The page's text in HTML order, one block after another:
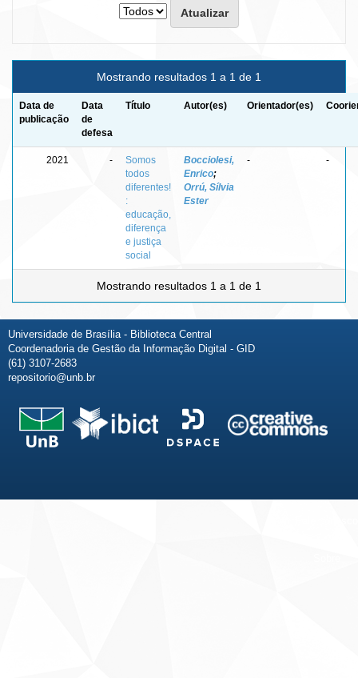
Mostrando resultados 1 a 1 de 1
Data de
publicação
Data
de
defesa
Título Autor(es) Orientador(es)
2021 -
Somos
todos
diferentes!
:
educação,
diferença
e justiça
social
Bocciolesi,
Enrico;
Orrú, Sílvia
Ester
- -
Mostrando resultados 1 a 1 de 1
Universidade de Brasília - Biblioteca Central
Coordenadoria de Gestão da Informação Digital - GID
(61) 3107-2683
repositorio@unb.br